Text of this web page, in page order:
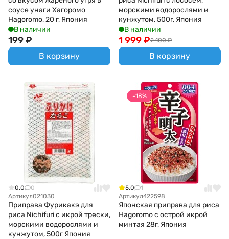
соусе унаги Хагоромо
Hagoromo, 20 г, Япония
В наличии
199₽
В корзину
морскими водорослями и
кунжутом, 500г, Япония
В наличии
2 100 ₽
1 999₽
В корзину
0.0
0
Артикул021030
Приправа Фурикакэ для
риса Nichifuri с икрой трески,
морскими водорослями и
кунжутом, 500г Япония
-18%
5.0
1
Артикул422598
Японская приправа для риса
Hagoromo с острой икрой
минтая 28г, Япония